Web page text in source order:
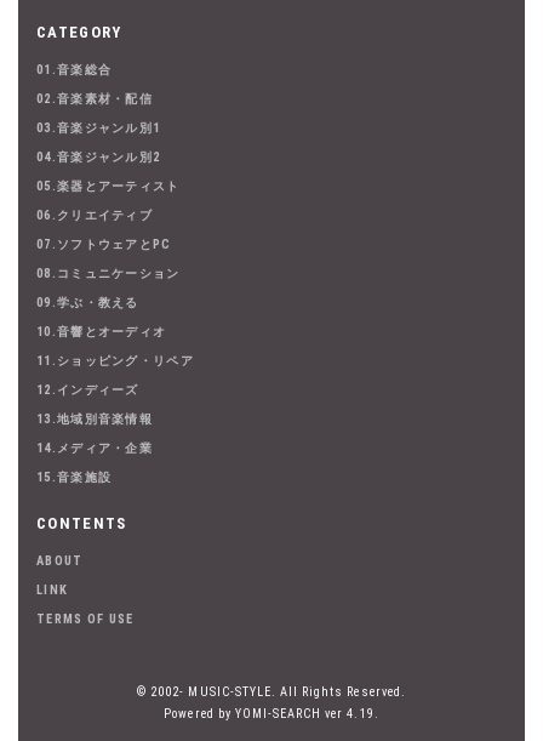
CATEGORY
01.音楽総合
02.音楽素材・配信
03.音楽ジャンル別1
04.音楽ジャンル別2
05.楽器とアーティスト
06.クリエイティブ
07.ソフトウェアとPC
08.コミュニケーション
09.学ぶ・教える
10.音響とオーディオ
11.ショッピング・リペア
12.インディーズ
13.地域別音楽情報
14.メディア・企業
15.音楽施設
CONTENTS
ABOUT
LINK
TERMS OF USE
© 2002- MUSIC-STYLE. All Rights Reserved.
Powered by YOMI-SEARCH ver 4.19.